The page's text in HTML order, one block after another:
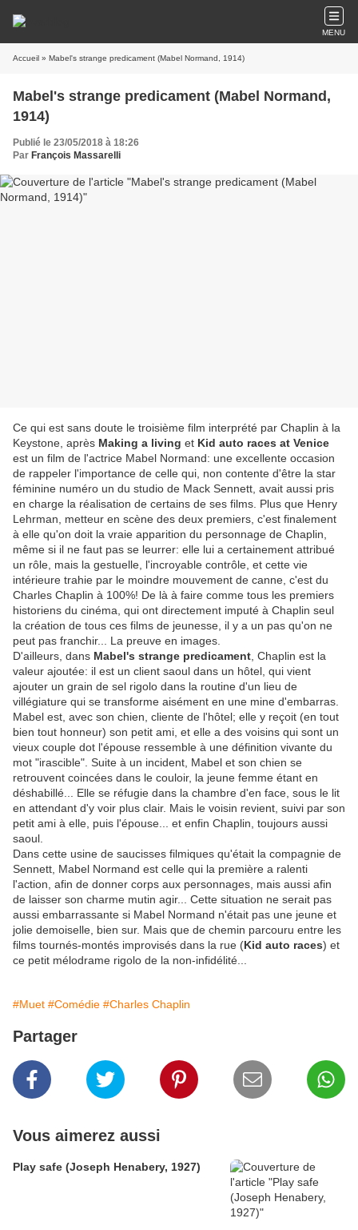
MENU
Accueil » Mabel's strange predicament (Mabel Normand, 1914)
Mabel's strange predicament (Mabel Normand,
1914)
Publié le 23/05/2018 à 18:26
Par François Massarelli
Ce qui est sans doute le troisième film interprété par Chaplin à la
Keystone, après Making a living et Kid auto races at Venice
est un film de l'actrice Mabel Normand: une excellente occasion
de rappeler l'importance de celle qui, non contente d'être la star
féminine numéro un du studio de Mack Sennett, avait aussi pris
en charge la réalisation de certains de ses films. Plus que Henry
Lehrman, metteur en scène des deux premiers, c'est finalement
à elle qu'on doit la vraie apparition du personnage de Chaplin,
même si il ne faut pas se leurrer: elle lui a certainement attribué
un rôle, mais la gestuelle, l'incroyable contrôle, et cette vie
intérieure trahie par le moindre mouvement de canne, c'est du
Charles Chaplin à 100%! De là à faire comme tous les premiers
historiens du cinéma, qui ont directement imputé à Chaplin seul
la création de tous ces films de jeunesse, il y a un pas qu'on ne
peut pas franchir... La preuve en images.
D'ailleurs, dans Mabel's strange predicament , Chaplin est la
valeur ajoutée: il est un client saoul dans un hôtel, qui vient
ajouter un grain de sel rigolo dans la routine d'un lieu de
villégiature qui se transforme aisément en une mine d'embarras.
Mabel est, avec son chien, cliente de l'hôtel; elle y reçoit (en tout
bien tout honneur) son petit ami, et elle a des voisins qui sont un
vieux couple dot l'épouse ressemble à une définition vivante du
mot "irascible". Suite à un incident, Mabel et son chien se
retrouvent coincées dans le couloir, la jeune femme étant en
déshabillé... Elle se réfugie dans la chambre d'en face, sous le lit
en attendant d'y voir plus clair. Mais le voisin revient, suivi par son
petit ami à elle, puis l'épouse... et enfin Chaplin, toujours aussi
saoul.
Dans cette usine de saucisses filmiques qu'était la compagnie de
Sennett, Mabel Normand est celle qui la première a ralenti
l'action, afin de donner corps aux personnages, mais aussi afin
de laisser son charme mutin agir... Cette situation ne serait pas
aussi embarrassante si Mabel Normand n'était pas une jeune et
jolie demoiselle, bien sur. Mais que de chemin parcouru entre les
films tournés-montés improvisés dans la rue (Kid auto races) et
ce petit mélodrame rigolo de la non-infidélité...
#Muet #Comédie #Charles Chaplin
Partager
Vous aimerez aussi
Play safe (Joseph Henabery, 1927)